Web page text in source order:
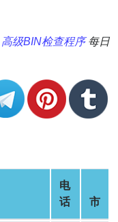
高级BIN检查程序每日
电
话
市